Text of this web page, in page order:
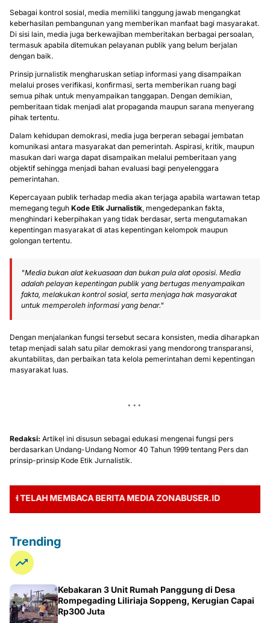
Sebagai kontrol sosial, media memiliki tanggung jawab mengangkat
keberhasilan pembangunan yang memberikan manfaat bagi masyarakat.
Di sisi lain, media juga berkewajiban memberitakan berbagai persoalan,
termasuk apabila ditemukan pelayanan publik yang belum berjalan
dengan baik.
Prinsip jurnalistik mengharuskan setiap informasi yang disampaikan
melalui proses verifikasi, konfirmasi, serta memberikan ruang bagi
semua pihak untuk menyampaikan tanggapan. Dengan demikian,
pemberitaan tidak menjadi alat propaganda maupun sarana menyerang
pihak tertentu.
Dalam kehidupan demokrasi, media juga berperan sebagai jembatan
komunikasi antara masyarakat dan pemerintah. Aspirasi, kritik, maupun
masukan dari warga dapat disampaikan melalui pemberitaan yang
objektif sehingga menjadi bahan evaluasi bagi penyelenggara
pemerintahan.
Kepercayaan publik terhadap media akan terjaga apabila wartawan tetap
memegang teguh Kode Etik Jurnalistik, mengedepankan fakta,
menghindari keberpihakan yang tidak berdasar, serta mengutamakan
kepentingan masyarakat di atas kepentingan kelompok maupun
golongan tertentu.
"Media bukan alat kekuasaan dan bukan pula alat oposisi. Media
adalah pelayan kepentingan publik yang bertugas menyampaikan
fakta, melakukan kontrol sosial, serta menjaga hak masyarakat
untuk memperoleh informasi yang benar."
Dengan menjalankan fungsi tersebut secara konsisten, media diharapkan
tetap menjadi salah satu pilar demokrasi yang mendorong transparansi,
akuntabilitas, dan perbaikan tata kelola pemerintahan demi kepentingan
masyarakat luas.
Redaksi: Artikel ini disusun sebagai edukasi mengenai fungsi pers
berdasarkan Undang-Undang Nomor 40 Tahun 1999 tentang Pers dan
prinsip-prinsip Kode Etik Jurnalistik.
MEMBACA BERITA MEDIA ZONABUSER.ID
Trending
Kebakaran 3 Unit Rumah Panggung di Desa
Rompegading Liliriaja Soppeng, Kerugian Capai
Rp300 Juta